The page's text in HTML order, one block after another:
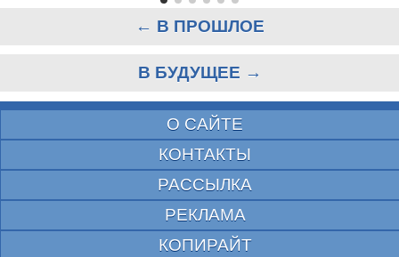
← В ПРОШЛОЕ
В БУДУЩЕЕ →
О САЙТЕ
КОНТАКТЫ
РАССЫЛКА
РЕКЛАМА
КОПИРАЙТ